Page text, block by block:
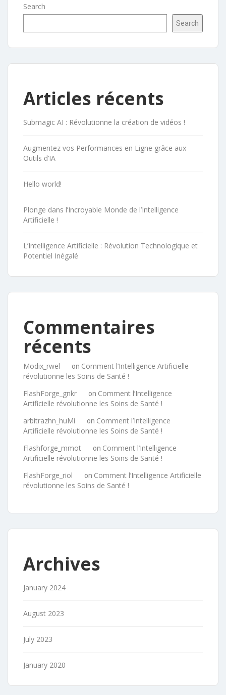
Search
Search
Articles récents
Submagic AI : Révolutionne la création de vidéos !
Augmentez vos Performances en Ligne grâce aux
Outils d’IA
Hello world!
Plonge dans l’Incroyable Monde de l’Intelligence
Artificielle !
L’Intelligence Artificielle : Révolution Technologique et
Potentiel Inégalé
Commentaires
récents
Modix_rwel on Comment l’Intelligence Artificielle
révolutionne les Soins de Santé !
FlashForge_gnkr
on Comment l’Intelligence
Artificielle révolutionne les Soins de Santé !
arbitrazhn_huMi
on Comment l’Intelligence
Artificielle révolutionne les Soins de Santé !
Flashforge_mmot
on Comment l’Intelligence
Artificielle révolutionne les Soins de Santé !
FlashForge_riol
on Comment l’Intelligence Artificielle
révolutionne les Soins de Santé !
Archives
January 2024
August 2023
July 2023
January 2020